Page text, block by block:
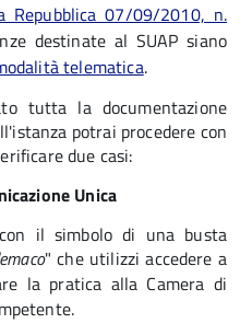
Repubblica 07/09/2010, n.
destinate al SUAP siano
telematica.
tutta la documentazione
potrai procedere con
due casi:
Unica
il simbolo di una busta
" che utilizzi accedere a
la pratica alla Camera di